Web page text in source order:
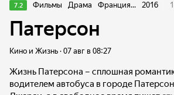
7.2 Фильмы Драма Франция... 2016
Патерсон
Кино и Жизнь · 07 авг в 08:27
Жизнь Патерсона – сплошная
водителем автобуса в городе